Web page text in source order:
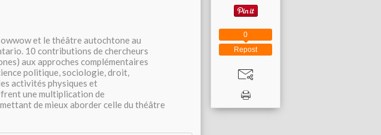
et le théâtre autochtone au
10 contributions de chercheurs
aux approches complémentaires
politique, sociologie, droit,
activités physiques et
une multiplication de
de mieux aborder celle du théâtre
Repost
0